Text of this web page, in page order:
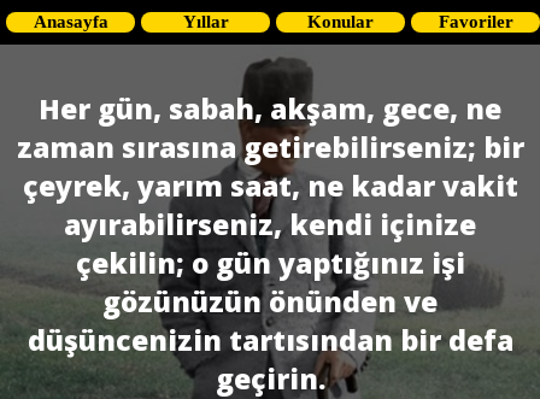
Anasayfa Yıllar Konular Favoriler
Her gün, sabah, akşam, gece, ne
zaman sırasına getirebilirseniz; bir
çeyrek, yarım saat, ne kadar vakit
ayırabilirseniz, kendi içinize
çekilin; o gün yaptığınız işi
gözünüzün önünden ve
düşüncenizin tartısından bir defa
geçirin.